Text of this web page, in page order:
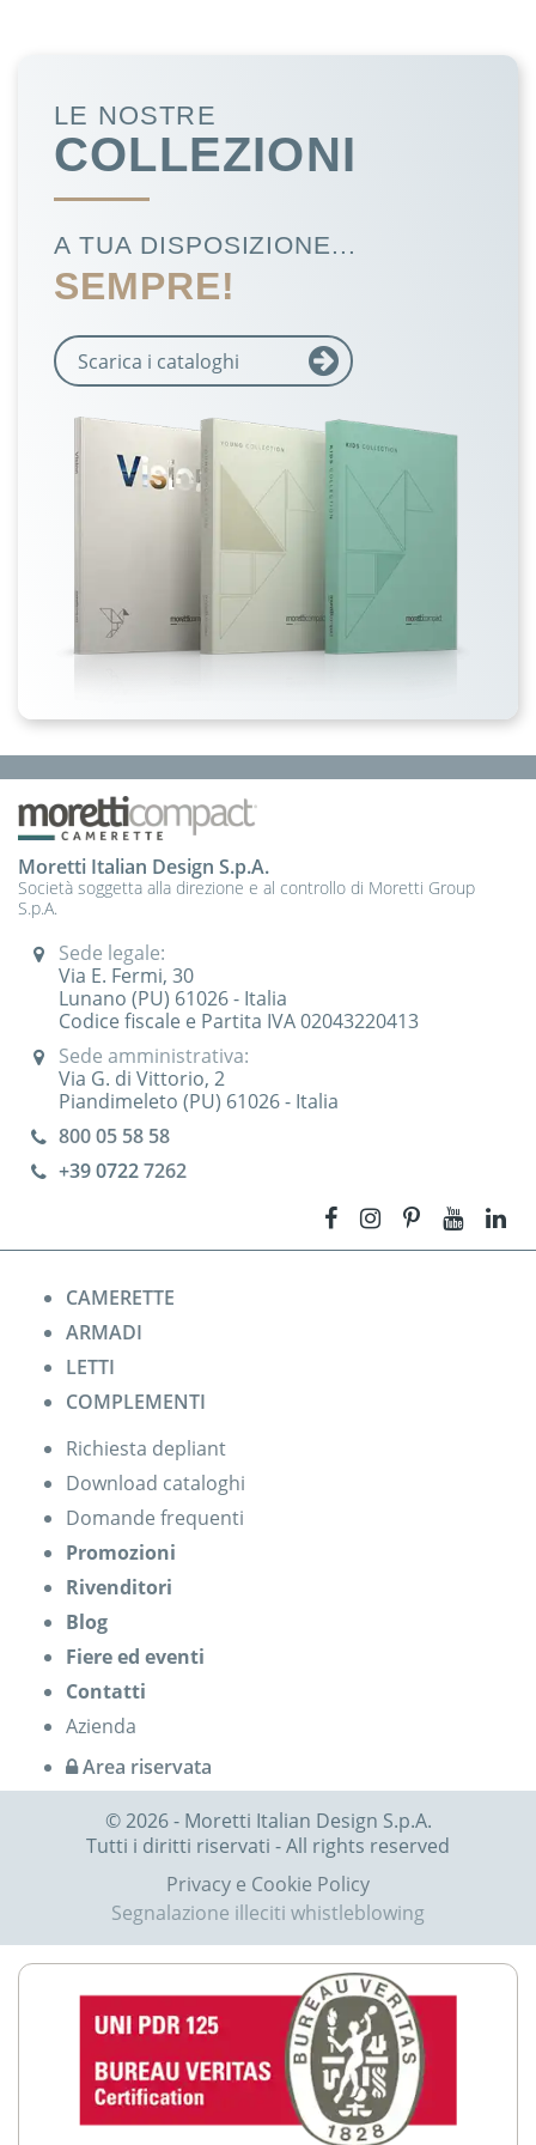
LE NOSTRE
COLLEZIONI
A TUA DISPOSIZIONE...
SEMPRE!
Scarica i cataloghi
Moretti Italian Design S.p.A.
Società soggetta alla direzione e al controllo di Moretti Group
S.p.A.
Sede legale:
Via E. Fermi, 30
Lunano (PU) 61026 - Italia
Codice fiscale e Partita IVA 02043220413
Sede amministrativa:
Via G. di Vittorio, 2
Piandimeleto (PU) 61026 - Italia
800 05 58 58
+39 07227262
CAMERETTE
ARMADI
LETTI
COMPLEMENTI
Richiesta depliant
Download cataloghi
Domande frequenti
Promozioni
Rivenditori
Blog
Fiere ed eventi
Contatti
Azienda
Area riservata
© 2026 - Moretti Italian Design S.p.A.
Tutti i diritti riservati - All rights reserved
Privacy e Cookie Policy
Segnalazione illeciti whistleblowing